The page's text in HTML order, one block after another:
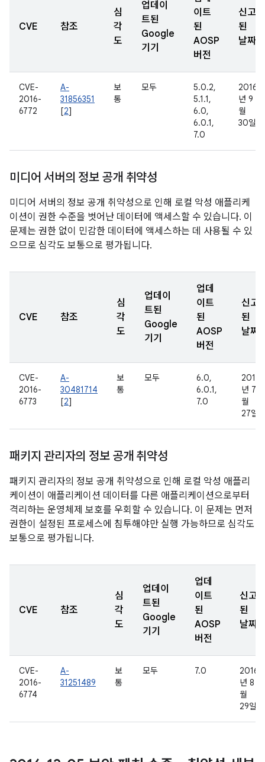
CVE 참조
심
각
도
업데이
트된
Google
기기
이트
된
AOSP
버전
신고
된
날짜
CVE-
2016-
6772
A-
31856351
[2]
보
통
모두
5.0.2,
5.1.1,
6.0,
6.0.1,
7.0
2016
년 9
월
30일
미디어 서버의 정보 공개 취약성
미디어 서버의 정보 공개 취약성으로 인해 로컬 악성 애플리케
이션이 권한 수준을 벗어난 데이터에 액세스할 수 있습니다. 이
문제는 권한 없이 민감한 데이터에 액세스하는 데 사용될 수 있
으므로 심각도 보통으로 평가됩니다.
CVE 참조
심
각
도
업데이
트된
Google
기기
업데
이트
된
AOSP
버전
신고
된
날짜
CVE-
2016-
6773
A-
30481714
[2]
보
통
모두
6.0,
6.0.1,
7.0
2016
년 7
월
27일
패키지 관리자의 정보 공개 취약성
패키지 관리자의 정보 공개 취약성으로 인해 로컬 악성 애플리
케이션이 애플리케이션 데이터를 다른 애플리케이션으로부터
격리하는 운영체제 보호를 우회할 수 있습니다. 이 문제는 먼저
권한이 설정된 프로세스에 침투해야만 실행 가능하므로 심각도
보통으로 평가됩니다.
CVE 참조
심
각
도
업데이
트된
Google
기기
업데
이트
된
AOSP
버전
신고
된
날짜
CVE-
2016-
6774
A-
31251489
보
통
모두 7.0
2016
년 8
월
29일